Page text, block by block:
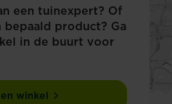
een tuinexpert? Of
bepaald product? Ga
in de buurt voor
winkel